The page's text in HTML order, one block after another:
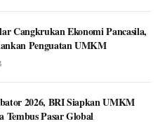
Cangkrukan Ekonomi Pancasila,
Penguatan UMKM
2026, BRI Siapkan UMKM
Tembus Pasar Global